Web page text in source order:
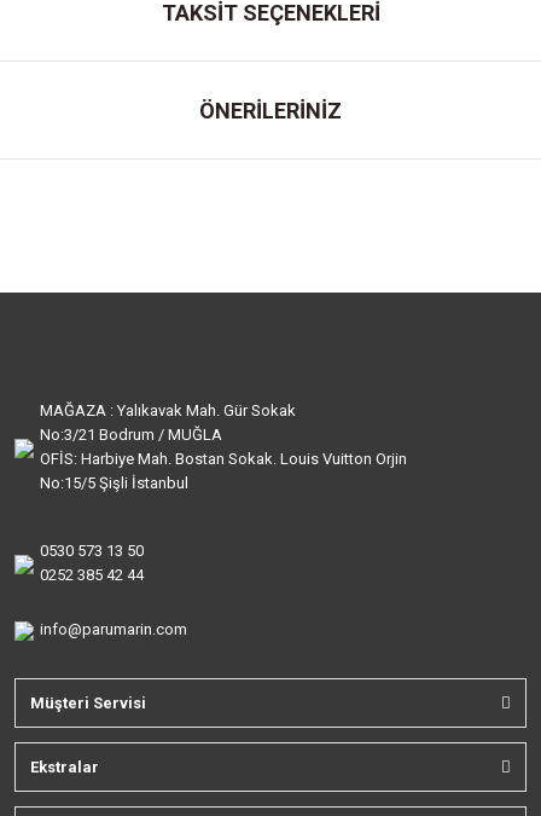
TAKSİT SEÇENEKLERİ
ÖNERİLERİNİZ
MAĞAZA : Yalıkavak Mah. Gür Sokak
No:3/21 Bodrum / MUĞLA
OFİS: Harbiye Mah. Bostan Sokak. Louis Vuitton Orjin
No:15/5 Şişli İstanbul
0530 573 13 50
0252 385 42 44
info@parumarin.com
Müşteri Servisi
Ekstralar